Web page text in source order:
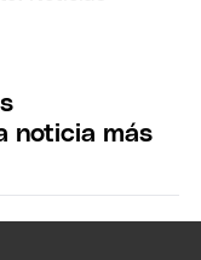
noticia más